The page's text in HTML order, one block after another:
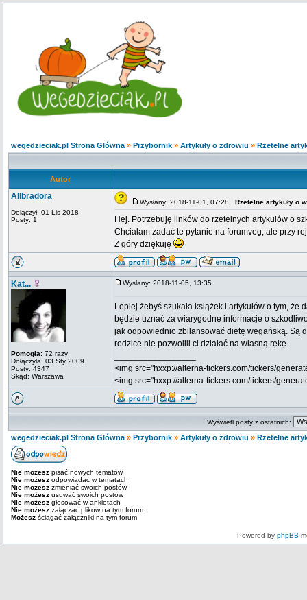
wegedzieciak.pl Strona Główna » Przybornik » Artykuły o zdrowiu » Rzetelne
Autor
Allbradora
Dołączył: 01 Lis 2018
Posty: 1
Wysłany: 2018-11-01, 07:28 Rzetelne artykuły o
Hej. Potrzebuję linków do rzetelnych artykułów o
Chciałam zadać te pytanie na forumveg, ale przy
Z góry dziękuję
Kat...
Pomogła: 72 razy
Dołączyła: 03 Sty 2009
Posty: 4347
Skąd: Warszawa
Wysłany: 2018-11-05, 13:35
Lepiej żebyś szukała książek i artykułów o tym,
będzie uznać za wiarygodne informacje o
jak odpowiednio zbilansować dietę wegańską. Są
rodzice nie pozwolili ci działać na własną rękę.
<img src="hxxp://alterna-tickers.com/tickers/
<img src="hxxp://alterna-tickers.com/tickers/
Wyświetl posty z ostatnich:
wegedzieciak.pl Strona Główna » Przybornik » Artykuły o zdrowiu » Rzetelne
Nie możesz pisać nowych tematów
Nie możesz odpowiadać w tematach
Nie możesz zmieniać swoich postów
Nie możesz usuwać swoich postów
Nie możesz głosować w ankietach
Nie możesz załączać plików na tym forum
Możesz ściągać załączniki na tym forum
Powered by phpBB